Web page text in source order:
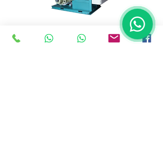
Extrusores